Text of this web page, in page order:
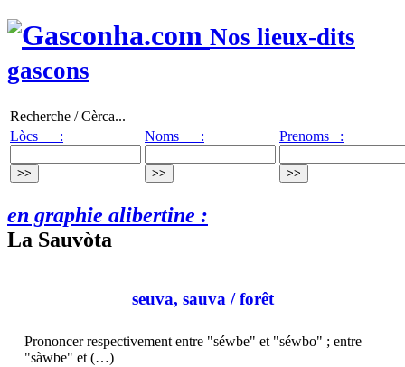
Nos lieux-dits
gascons
Recherche / Cèrca...
Lòcs :
Noms : Prenoms :
en graphie alibertine :
La Sauvòta
seuva, sauva/ forêt
Prononcer respectivement entre "séwbe" et "séwbo" ; entre
"sàwbe" et (…)